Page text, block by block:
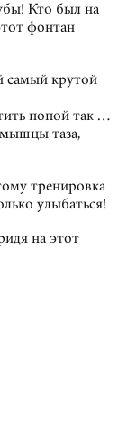
Кто был на
фонтан
самый крутой
попой так …
мышцы таза,
тренировка
улыбаться!
на этот